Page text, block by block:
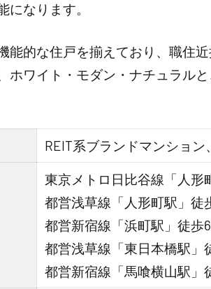
なります。
能的な住戸を揃えており、職住
ホワイト・モダン・ナチュラル
REIT系ブランドマンショ
東京メトロ日比谷線「人形
都営浅草線「人形町駅」徒
都営新宿線「浜町駅」徒歩
都営浅草線「東日本橋駅」
都営新宿線「馬喰横山駅」